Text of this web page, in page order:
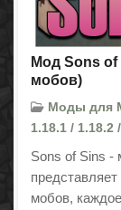
Мод Sons of
мобов)
Моды для
1.18.1 / 1.18.2
Sons of Sins -
мобов,